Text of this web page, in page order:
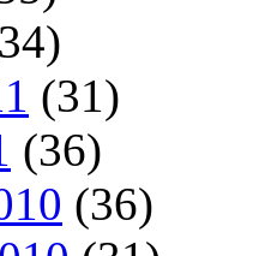
(31)
(36)
(36)